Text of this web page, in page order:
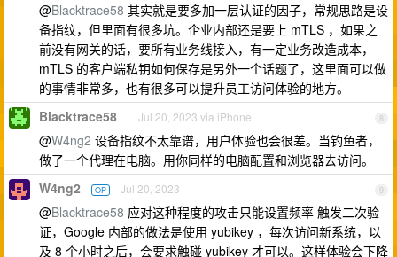
@Blacktrace58 其实就是要多加一层认证的因子，常规思路是设
备指纹，但里面有很多坑。企业内部还是要上 mTLS ，如果之
前没有网关的话，要所有业务线接入，有一定业务改造成本，
mTLS 的客户端私钥如何保存是另外一个话题了，这里面可以做
的事情非常多，也有很多可以提升员工访问体验的地方。
8
Blacktrace58 Jul 20, 2023 via iPhone
@W4ng2 设备指纹不太靠谱，用户体验也会很差。当钓鱼者，
做了一个代理在电脑。用你同样的电脑配置和浏览器去访问。
9
W4ng2 OP Jul 20, 2023
@Blacktrace58 应对这种程度的攻击只能设置频率 触发二次验
证，Google 内部的做法是使用 yubikey ，每次访问新系统，以
及 8 个小时之后，会要求触碰 yubikey 才可以。这样体验会下降